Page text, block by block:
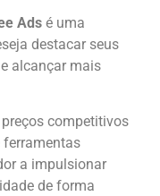
Ads é uma
destacar seus
alcançar mais
competitivos
ferramentas
a impulsionar
de forma